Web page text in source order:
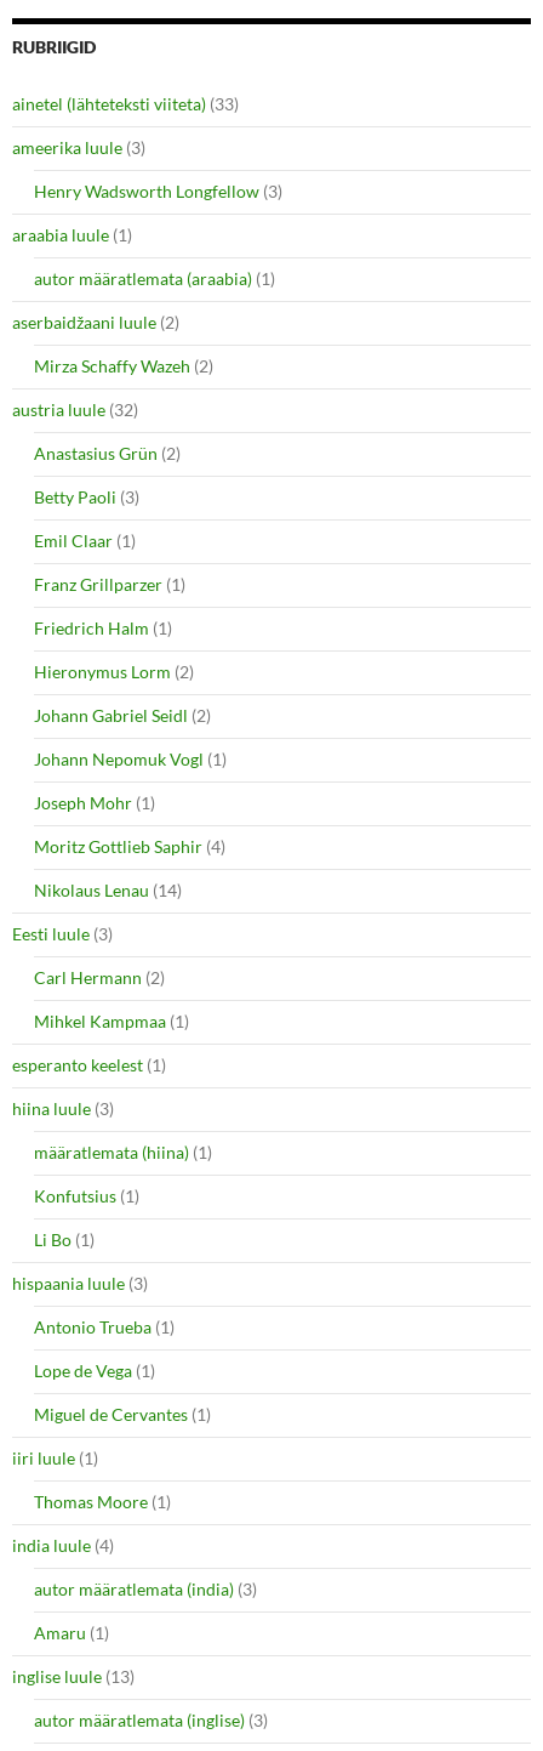
RUBRIIGID
ainetel (lähteteksti viiteta) (33)
ameerika luule (3)
Henry Wadsworth Longfellow (3)
araabia luule (1)
autor määratlemata (araabia) (1)
aserbaidžaani luule (2)
Mirza Schaffy Wazeh (2)
austria luule (32)
Anastasius Grün (2)
Betty Paoli (3)
Emil Claar (1)
Franz Grillparzer (1)
Friedrich Halm (1)
Hieronymus Lorm (2)
Johann Gabriel Seidl (2)
Johann Nepomuk Vogl (1)
Joseph Mohr (1)
Moritz Gottlieb Saphir (4)
Nikolaus Lenau (14)
Eesti luule (3)
Carl Hermann (2)
Mihkel Kampmaa (1)
esperanto keelest (1)
hiina luule (3)
määratlemata (hiina) (1)
Konfutsius (1)
Li Bo (1)
hispaania luule (3)
Antonio Trueba (1)
Lope de Vega (1)
Miguel de Cervantes (1)
iiri luule (1)
Thomas Moore (1)
india luule (4)
autor määratlemata (india) (3)
Amaru (1)
inglise luule (13)
autor määratlemata (inglise) (3)